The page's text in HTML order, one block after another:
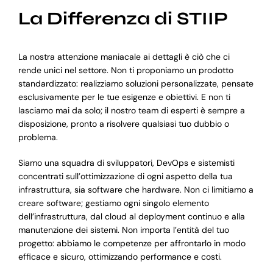
La Differenza di STIIP
La nostra attenzione maniacale ai dettagli è ciò che ci
rende unici nel settore. Non ti proponiamo un prodotto
standardizzato: realizziamo soluzioni personalizzate, pensate
esclusivamente per le tue esigenze e obiettivi. E non ti
lasciamo mai da solo; il nostro team di esperti è sempre a
disposizione, pronto a risolvere qualsiasi tuo dubbio o
problema.
Siamo una squadra di sviluppatori, DevOps e sistemisti
concentrati sull’ottimizzazione di ogni aspetto della tua
infrastruttura, sia software che hardware. Non ci limitiamo a
creare software; gestiamo ogni singolo elemento
dell’infrastruttura, dal cloud al deployment continuo e alla
manutenzione dei sistemi. Non importa l’entità del tuo
progetto: abbiamo le competenze per affrontarlo in modo
efficace e sicuro, ottimizzando performance e costi.